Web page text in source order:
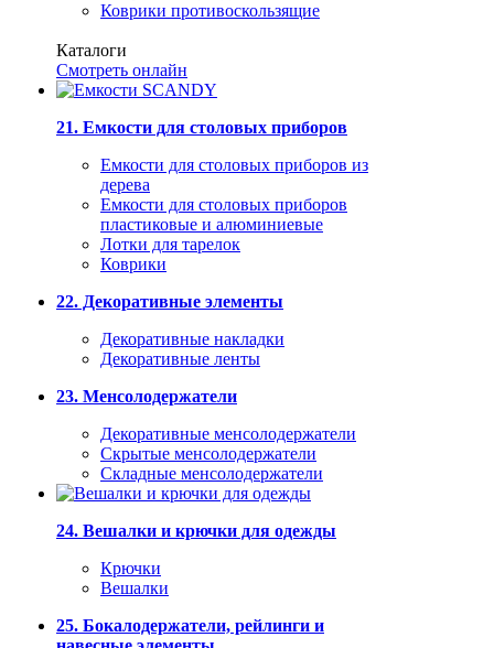
Коврики противоскользящие
Каталоги
Смотреть онлайн
21. Емкости для столовых приборов
Емкости для столовых приборов из
дерева
Емкости для столовых приборов
пластиковые и алюминиевые
Лотки для тарелок
Коврики
22. Декоративные элементы
Декоративные накладки
Декоративные ленты
23. Менсолодержатели
Декоративные менсолодержатели
Скрытые менсолодержатели
Складные менсолодержатели
24. Вешалки и крючки для одежды
Крючки
Вешалки
25. Бокалодержатели, рейлинги и